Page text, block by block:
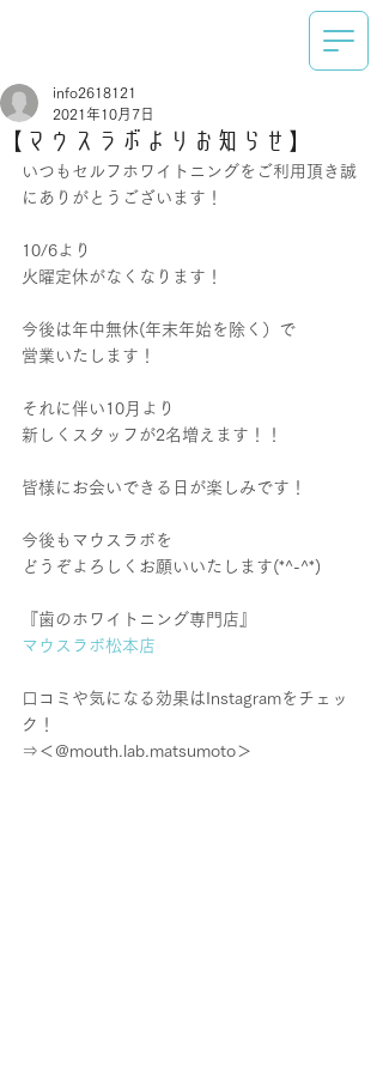
【マウスラボよりお知らせ】
info2618121
2021年10月7日
いつもセルフホワイトニングをご利用頂き誠
にありがとうございます！
10/6より
火曜定休がなくなります！
今後は年中無休(年末年始を除く）で
営業いたします！
それに伴い10月より
新しくスタッフが2名増えます！！
皆様にお会いできる日が楽しみです！
今後もマウスラボを
どうぞよろしくお願いいたします(*^-^*)
『歯のホワイトニング専門店』
マウスラボ松本店
口コミや気になる効果はInstagramをチェッ
ク！
⇒＜@mouth.lab.matsumoto＞